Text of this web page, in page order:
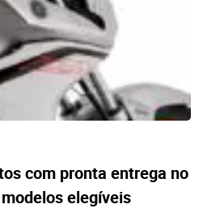
com pronta entrega no
elegíveis